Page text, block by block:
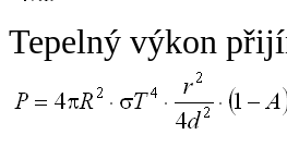
Tepelný výkon